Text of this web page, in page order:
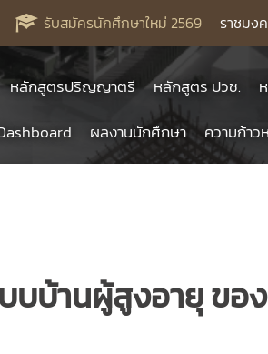
รับสมัครนักศึกษาใหม่ 2569 ราชมง
หลักสูตรปริญญาตรี หลักสูตร ปวช.
ผลงานนักศึกษา ความก้าว
บ้านผู้สูงอายุ ขอ